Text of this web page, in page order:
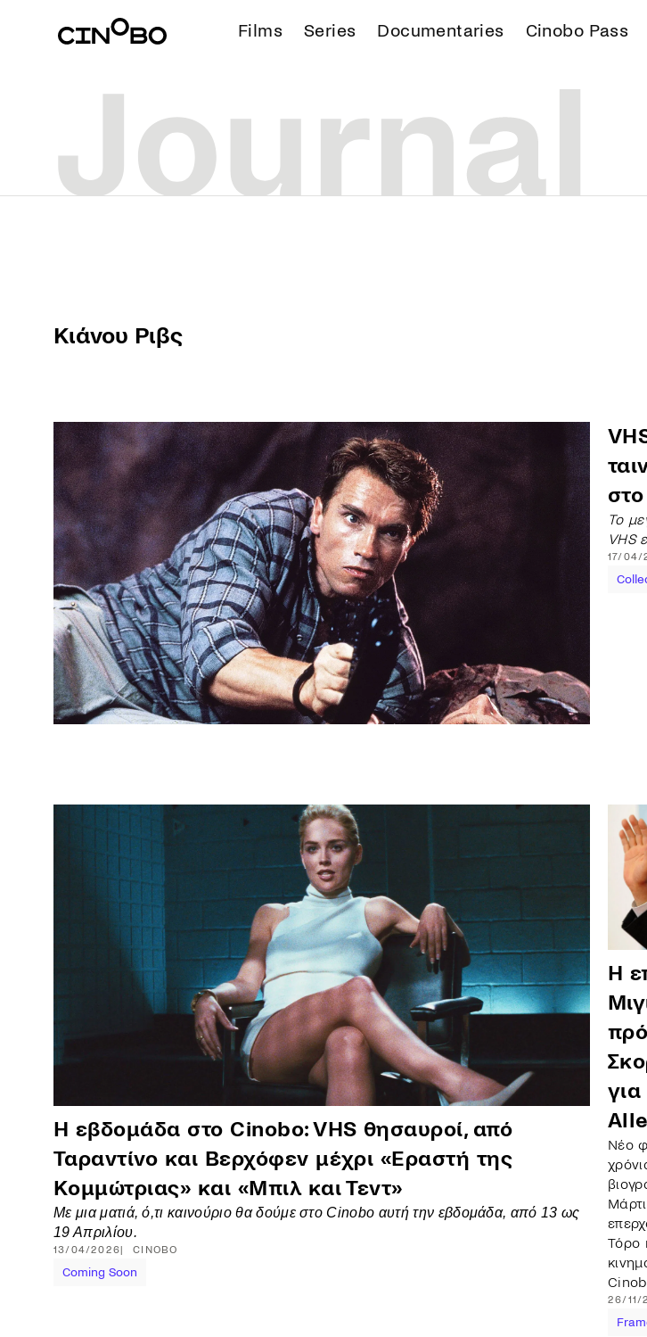
Films Series Documentaries Cinobo Pass
Κιάνου Ριβς
Το
VHS
17/04/
Η εβδομάδα στο Cinobo: VHS θησαυροί, από
Ταραντίνο και Βερχόφεν μέχρι «Εραστή της
Κομμώτριας» και «Μπιλ και Τεντ»
Με μια ματιά, ό,τι καινούριο θα δούμε στο Cinobo αυτή την εβδομάδα, από 13 ως
19 Απριλίου.
13/04/2026 CINOBO
Coming Soon
Η
Νέο
Τόρο
26/11/